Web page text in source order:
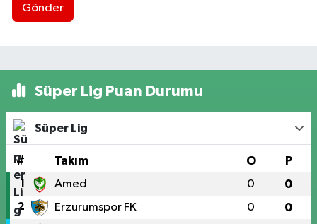
Gönder
Süper Lig Puan Durumu
Süper Lig
# Takım O P
1 Amed 0 0
2 Erzurumspor FK 0 0